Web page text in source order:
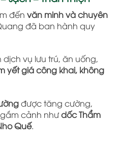
đến văn minh và chuyên
đã ban hành quy
vụ lưu trú, ăn uống,
yết giá công khai, không
được tăng cường,
cảnh nhưdốc Thẩm
Quế.